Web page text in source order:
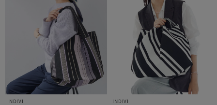
INDIVI
INDIVI